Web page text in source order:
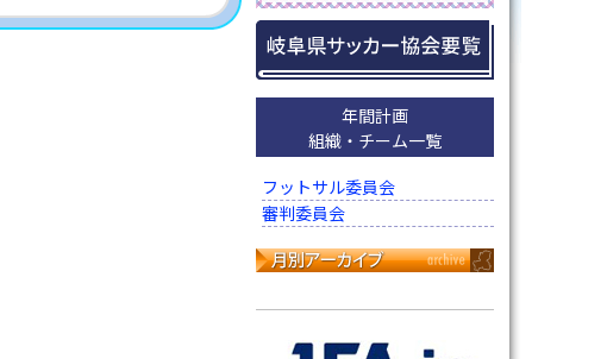
年間計画
組織・チーム一覧
フットサル委員会
審判委員会